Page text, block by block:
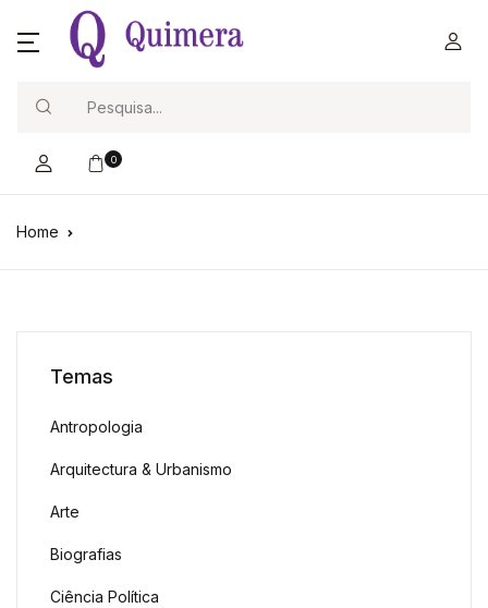
0
Home
Temas
Antropologia
Arquitectura & Urbanismo
Arte
Biografias
Ciência Política